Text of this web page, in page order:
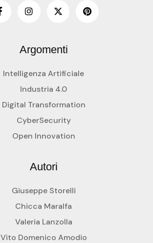
Argomenti
Intelligenza Artificiale
Industria 4.0
Digital Transformation
CyberSecurity
Open Innovation
Autori
Giuseppe Storelli
Chicca Maralfa
Valeria Lanzolla
Vito Domenico Amodio